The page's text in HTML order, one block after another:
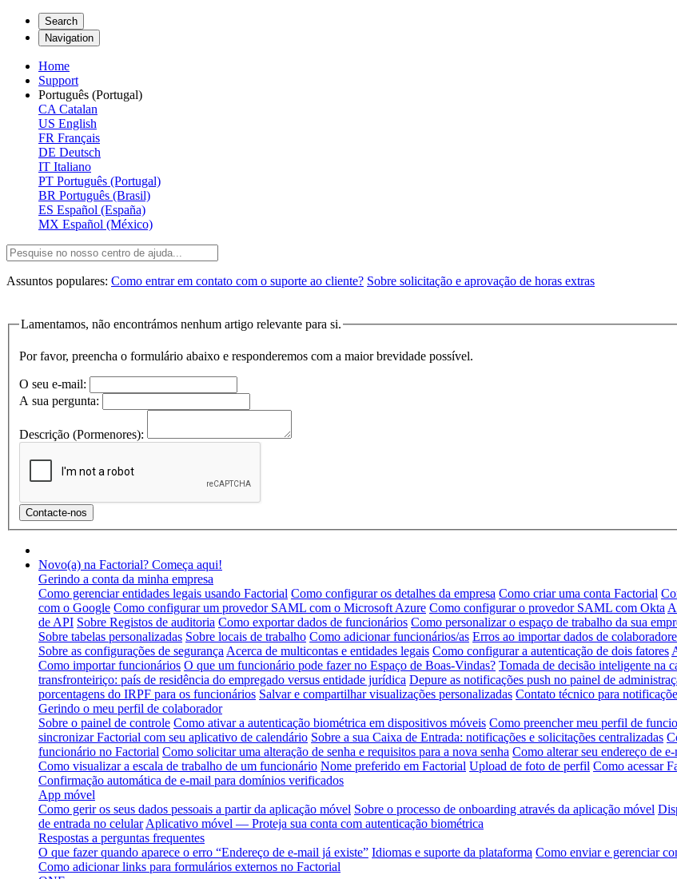
Search
Navigation
Home
Support
Português (Portugal)
CA Catalan
US English
FR Français
DE Deutsch
IT Italiano
PT Português (Portugal)
BR Português (Brasil)
ES Español (España)
MX Español (México)
Assuntos populares: Como entrar em contato com o suporte ao cliente? Sobre solicitação e aprovação de horas extras
Lamentamos, não encontrámos nenhum artigo relevante para si.
Por favor, preencha o formulário abaixo e responderemos com a maior brevidade possível.
O seu e-mail:
A sua pergunta:
Descrição (Pormenores):
Novo(a) na Factorial? Começa aqui!
Gerindo a conta da minha empresa
Como gerenciar entidades legais usando Factorial Como configurar os detalhes da empresa Como criar uma conta Factorial
com o Google Como configurar um provedor SAML com o Microsoft Azure Como configurar o provedor SAML com Okta
de API Sobre Registos de auditoria Como exportar dados de funcionários Como personalizar o espaço de trabalho da sua
Sobre tabelas personalizadas Sobre locais de trabalho Como adicionar funcionários/as Erros ao importar dados de
Sobre as configurações de segurança Acerca de multicontas e entidades legais Como configurar a autenticação de dois fatores
Como importar funcionários O que um funcionário pode fazer no Espaço de Boas-Vindas? Tomada de decisão inteligente na
transfronteiriço: país de residência do empregado versus entidade jurídica Depure as notificações push no painel de
porcentagens do IRPF para os funcionários Salvar e compartilhar visualizações personalizadas Contato técnico para
Gerindo o meu perfil de colaborador
Sobre o painel de controle Como ativar a autenticação biométrica em dispositivos móveis Como preencher meu perfil de
sincronizar Factorial com seu aplicativo de calendário Sobre a sua Caixa de Entrada: notificações e solicitações centralizadas
funcionário no Factorial Como solicitar uma alteração de senha e requisitos para a nova senha Como alterar seu endereço de
Como visualizar a escala de trabalho de um funcionário Nome preferido em Factorial Upload de foto de perfil Como acessar
Confirmação automática de e-mail para domínios verificados
App móvel
Como gerir os seus dados pessoais a partir da aplicação móvel Sobre o processo de onboarding através da aplicação móvel
de entrada no celular Aplicativo móvel — Proteja sua conta com autenticação biométrica
Respostas a perguntas frequentes
O que fazer quando aparece o erro “Endereço de e-mail já existe” Idiomas e suporte da plataforma Como enviar e gerenciar
Como adicionar links para formulários externos no Factorial